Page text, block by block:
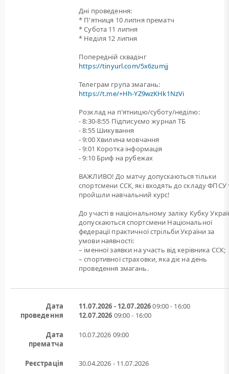
Дні проведення:
* П'ятниця 10 липня прематч
* Субота 11 липня
* Неділя 12 липня
Попередній сквадінг
https://tinyurl.com/5x6zumjj
Телеграм група змагань:
https://t.me/+Hh-YZ9wzKHk1NzVi
Розклад на п'ятницю/суботу/неділю:
- 8:30-8:55 Підписуємо журнал ТБ
- 8:55 Шикування
- 9:00 Хвилина мовчання
- 9:01 Коротка інформація
- 9:10 Бриф на рубежах
ВАЖЛИВО! До матчу допускаються тільки
спортсмени ССК, які входять до складу ФПСУ
пройшли навчальний курс!
До участі в національному заліку Кубку
допускаються спортсмени Національної
федерації практичної стрільби України за
умови наявності:
– іменної заявки на участь від керівника ССК;
– спортивної страховки, яка діє на день
проведення змагань.
Дата
проведення
11.07.2026 - 12.07.202609:00 - 16:00
12.07.2026 09:00 - 16:00
Дата
прематча
10.07.2026 09:00
Реєстрація 30.04.2026 - 11.07.2026